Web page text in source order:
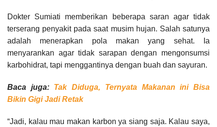
Dokter Sumiati memberikan beberapa saran agar tidak
terserang penyakit pada saat musim hujan. Salah satunya
adalah menerapkan pola makan yang sehat. Ia
menyarankan agar tidak sarapan dengan mengonsumsi
karbohidrat, tapi menggantinya dengan buah dan sayuran.
Baca juga: Tak Diduga, Ternyata Makanan ini Bisa
Bikin Gigi Jadi Retak
“Jadi, kalau mau makan karbon ya siang saja. Kalau saya,